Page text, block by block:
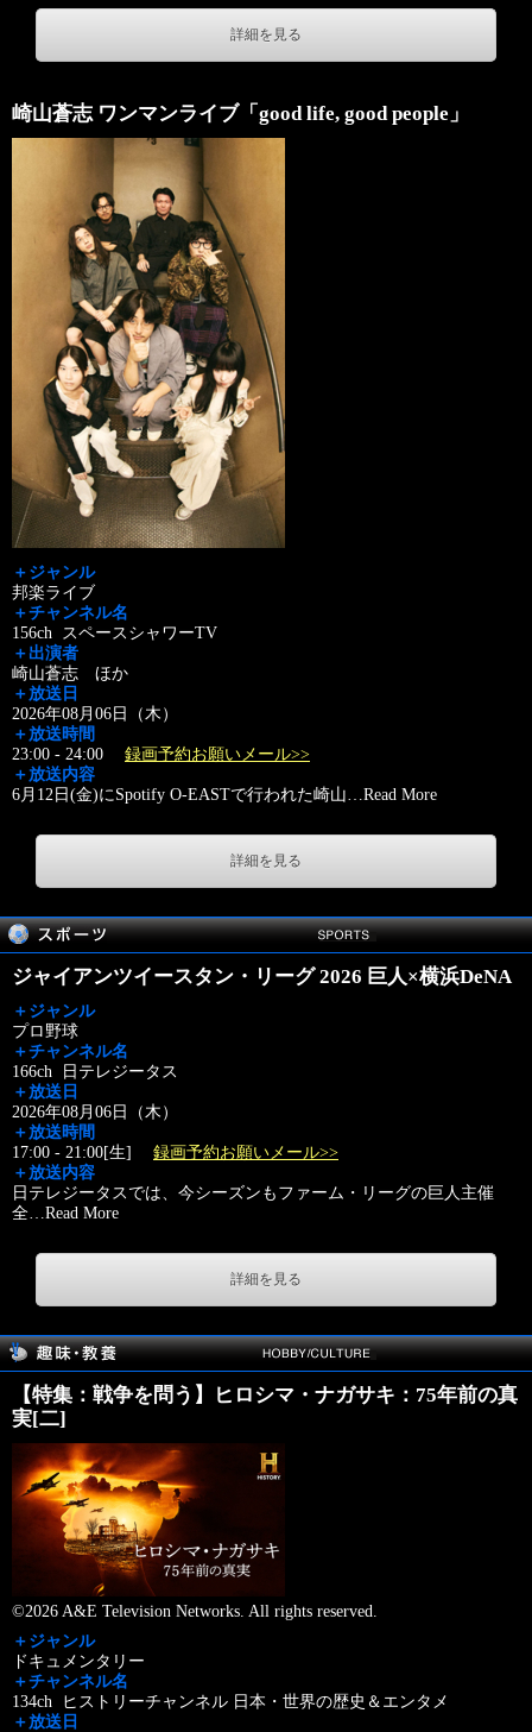
詳細を見る
崎山蒼志 ワンマンライブ「good life, good people」
＋ジャンル
邦楽ライブ
＋チャンネル名
156ch スペースシャワーTV
＋出演者
崎山蒼志 ほか
＋放送日
2026年08月06日（木）
＋放送時間
23:00 - 24:00 録画予約お願いメール>>
＋放送内容
6月12日(金)にSpotify O-EASTで行われた崎山…Read More
詳細を見る
ジャイアンツイースタン・リーグ 2026 巨人×横浜DeNA
＋ジャンル
プロ野球
＋チャンネル名
166ch 日テレジータス
＋放送日
2026年08月06日（木）
＋放送時間
17:00 - 21:00[生] 録画予約お願いメール>>
＋放送内容
日テレジータスでは、今シーズンもファーム・リーグの巨人主催
全…Read More
詳細を見る
【特集：戦争を問う】ヒロシマ・ナガサキ：75年前の真
実[二]
©2026 A&E Television Networks. All rights reserved.
＋ジャンル
ドキュメンタリー
＋チャンネル名
134ch ヒストリーチャンネル 日本・世界の歴史＆エンタメ
＋放送日